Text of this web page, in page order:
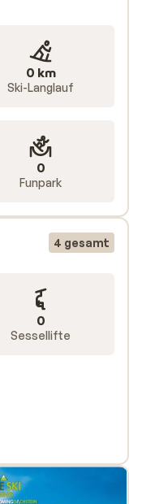
0 km
Ski-Langlauf
0
Funpark
4 gesamt
0
Sessellifte